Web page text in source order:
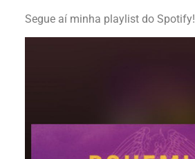
Segue aí minha playlist do Spotify!